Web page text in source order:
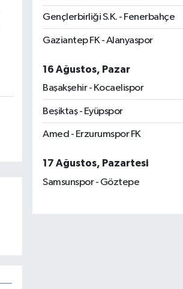
Gençlerbirliği S.K. - Fenerbahçe
Gaziantep FK - Alanyaspor
16 Ağustos, Pazar
Başakşehir - Kocaelispor
Beşiktaş - Eyüpspor
Amed - Erzurumspor FK
17 Ağustos, Pazartesi
Samsunspor - Göztepe